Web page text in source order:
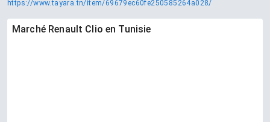
https://www.tayara.tn/item/69679ec60fe250585264a028/
Marché Renault Clio en Tunisie